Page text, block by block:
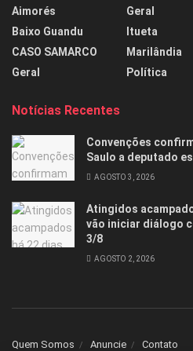
Aimorés
Baixo Guandu
CASO SAMARCO
Geral
Geral
Itueta
Marilândia
Política
Notícias Recentes
Convenções
Saulo a deputado
AGOSTO 3, 2026
Atingidos
vão iniciar diálogo
3/8
AGOSTO 2, 2026
Quem Somos Anuncie Contato